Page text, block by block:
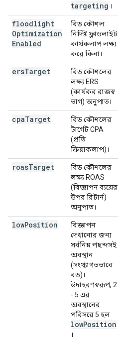
targeting ।
floodlight
Optimization
Enabled
বিড কৌশল
নির্দিষ্ট ফ্লাডলাইট
কার্যকলাপ লক্ষ্য
করে কিনা।
ersTarget
বিড কৌশলের
লক্ষ্য ERS
(কার্যকর রাজস্ব
ভাগ) অনুপাত।
cpaTarget
বিড কৌশলের
টার্গেট CPA
(প্রতি
ক্রিয়াকলাপ)।
roasTarget
বিড কৌশলের
লক্ষ্য ROAS
(বিজ্ঞাপন ব্যয়ের
উপর রিটার্ন)
অনুপাত।
lowPosition
বিজ্ঞাপন
দেখানোর জন্য
সর্বনিম্ন পছন্দসই
অবস্থান
(সংখ্যাগতভাবে
বড়)।
উদাহরণস্বরূপ, 2
- 5 এর
অবস্থানের
পরিসরে 5 হল
lowPosition
।